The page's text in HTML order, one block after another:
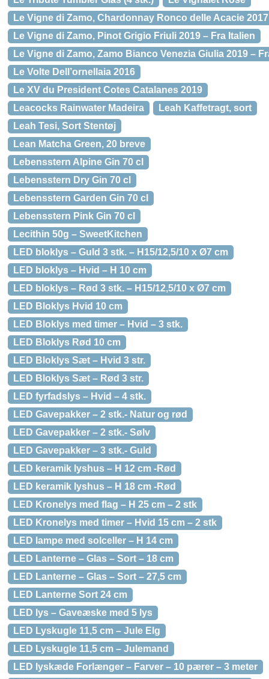
Le Vigne di Zamo, Chardonnay Ronco delle Acacie
Le Vigne di Zamo, Pinot Grigio Friuli 2019 – Fra Italien
Le Vigne di Zamo, Zamo Bianco Venezia Giulia 2019 –
Le Volte Dell’ornellaia 2016
Le XV du President Cotes Catalanes 2019
Leacocks Rainwater Madeira
Leah Kaffetragt, sort
Leah Tesi, Sort Stentøj
Lean Matcha Green, 20 breve
Lebensstern Alpine Gin 70 cl
Lebensstern Dry Gin 70 cl
Lebensstern Garden Gin 70 cl
Lebensstern Pink Gin 70 cl
Lecithin 50g – SweetKitchen
LED bloklys – Guld 3 stk. – H15/12,5/10 x Ø7 cm
LED bloklys – Hvid – H 10 cm
LED bloklys – Rød 3 stk. – H15/12,5/10 x Ø7 cm
LED Bloklys Hvid 10 cm
LED Bloklys med timer – Hvid – 3 stk.
LED Bloklys Rød 10 cm
LED Bloklys Sæt – Hvid 3 str.
LED Bloklys Sæt – Rød 3 str.
LED fyrfadslys – Hvid – 4 stk.
LED Gavepakker – 2 stk.- Natur og rød
LED Gavepakker – 2 stk.- Sølv
LED Gavepakker – 3 stk.- Guld
LED keramik lyshus – H 12 cm -Rød
LED keramik lyshus – H 18 cm -Rød
LED Kronelys med flag – H 25 cm – 2 stk
LED Kronelys med timer – Hvid 15 cm – 2 stk
LED lampe med solceller – H 14 cm
LED Lanterne – Glas – Sort – 18 cm
LED Lanterne – Glas – Sort – 27,5 cm
LED Lanterne Sort 24 cm
LED lys – Gaveæske med 5 lys
LED Lyskugle 11,5 cm – Jule Elg
LED Lyskugle 11,5 cm – Julemand
LED lyskæde Forlænger – Farver – 10 pærer – 3 meter